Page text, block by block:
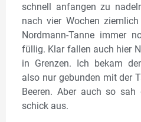
schnell anfangen zu
nach vier Wochen
Nordmann-Tanne immer
füllig. Klar fallen auch hier
in Grenzen. Ich bekam
also nur gebunden mit der
Beeren. Aber auch so
schick aus.